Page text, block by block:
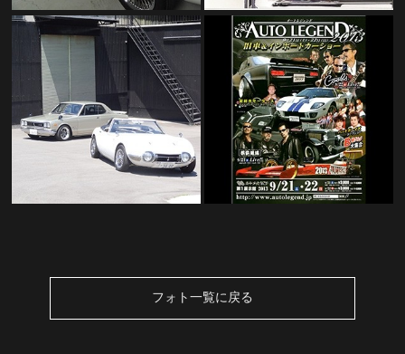
フォト一覧に戻る